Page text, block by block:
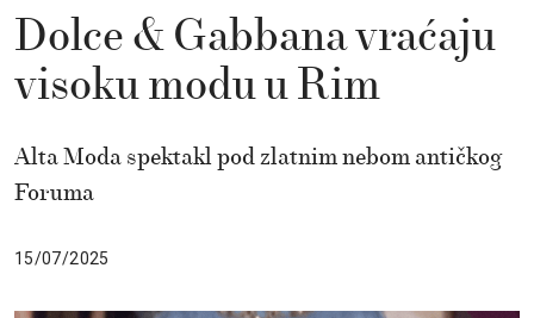
Dolce & Gabbana vraćaju
visoku modu u Rim
Alta Moda spektakl pod zlatnim nebom antičkog
Foruma
15/07/2025